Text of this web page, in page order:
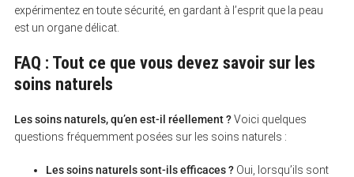
expérimentez en toute sécurité, en gardant à l’esprit que la peau
est un organe délicat.
FAQ : Tout ce que vous devez savoir sur les
soins naturels
Les soins naturels, qu’en est-il réellement ?Voici quelques
questions fréquemment posées sur les soins naturels :
Les soins naturels sont-ils efficaces ?Oui, lorsqu’ils sont